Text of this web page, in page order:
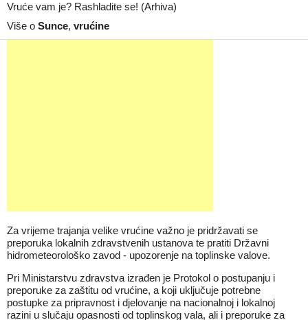
Vruće vam je? Rashladite se! (Arhiva)
Više o Sunce, vrućine
Za vrijeme trajanja velike vrućine važno je pridržavati se
preporuka lokalnih zdravstvenih ustanova te pratiti Državni
hidrometeorološko zavod - upozorenje na toplinske valove.
Pri Ministarstvu zdravstva izrađen je Protokol o postupanju i
preporuke za zaštitu od vrućine, a koji uključuje potrebne
postupke za pripravnost i djelovanje na nacionalnoj i lokalnoj
razini u slučaju opasnosti od toplinskog vala, ali i preporuke za